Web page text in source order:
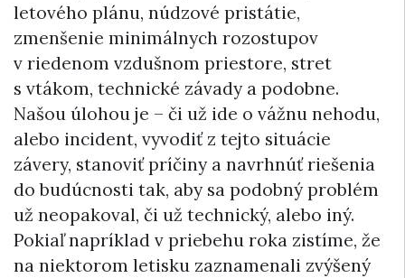
letového plánu, núdzové pristátie,
zmenšenie minimálnych rozostupov
v riedenom vzdušnom priestore, stret
s vtákom, technické závady a podobne.
Našou úlohou je – či už ide o vážnu nehodu,
alebo incident, vyvodiť z tejto situácie
závery, stanoviť príčiny a navrhnúť riešenia
do budúcnosti tak, aby sa podobný problém
už neopakoval, či už technický, alebo iný.
Pokiaľ napríklad v priebehu roka zistíme, že
na niektorom letisku zaznamenali zvýšený